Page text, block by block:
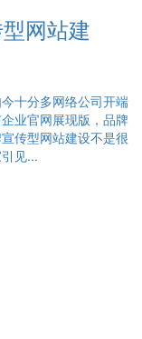
网站建
十分多网络公司开端
业官网展现版，品牌
传型网站建设不是很
见...